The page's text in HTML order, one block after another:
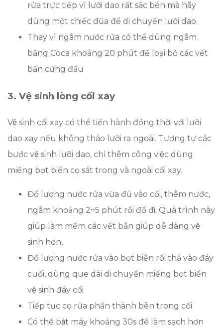
rửa trực tiếp vì lưỡi dao rất sắc bén mà hãy
dùng một chiếc đũa để di chuyển lưỡi dao.
Thay vì ngâm nước rửa có thể dùng ngâm
bằng Coca khoảng 20 phút để loại bỏ các vết
bẩn cứng đầu
3. Vệ sinh lòng cối xay
Vệ sinh cối xay có thể tiến hành đồng thời với lưỡi
dao xay nếu không tháo lưỡi ra ngoài. Tương tự các
bước vệ sinh lưỡi dao, chỉ thêm công việc dùng
miếng bọt biển cọ sát trong và ngoài cối xay.
Đổ lượng nước rửa vừa đủ vào cối, thêm nước,
ngâm khoảng 2~5 phút rồi đổ đi. Quá trình này
giúp làm mềm các vết bẩn giúp dễ dàng vệ
sinh hơn,
Đổ lượng nước rửa vào bọt biển rồi thả vào đáy
cuối, dùng que dài di chuyển miếng bọt biển
vệ sinh đáy cối
Tiếp tục cọ rửa phần thành bên trong cối
Có thể bật máy khoảng 30s để làm sạch hơn